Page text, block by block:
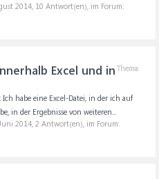
2014, 10 Antwort(en), im Forum:
Thema
Excel und in
habe eine Excel-Datei, in der ich auf
in der Ergebnisse von weiteren...
2014, 2 Antwort(en), im Forum: